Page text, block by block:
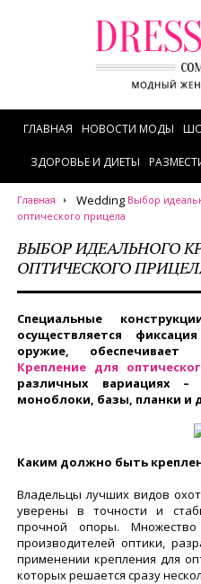
ГЛАВНАЯ НОВОСТИ МОДЫ
ЗДОРОВЬЕ И ДИЕТЫ
Главная Wedding Выбор
оптического прицела
ВЫБОР ИДЕАЛЬНОГО
ОПТИЧЕСКОГО
Специальные
осуществляется
оружие, обеспечивает
Крепление для
различных вариациях
моноблоки, базы, планки и
Каким должно быть
Владельцы лучших видов
уверены в точности и
прочной опоры.
производителей оптики,
применении крепления для
которых решается сразу